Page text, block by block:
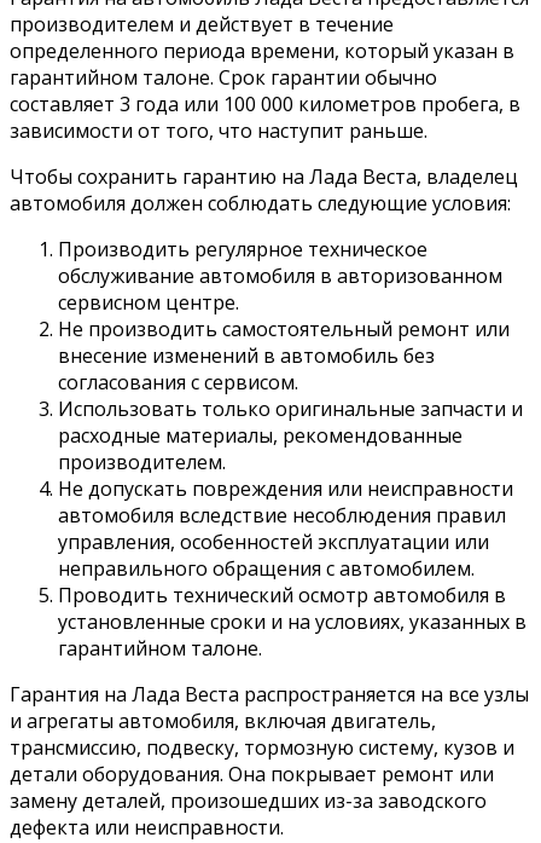
производителем и действует в течение
определенного периода времени, который указан в
гарантийном талоне. Срок гарантии обычно
составляет 3 года или 100 000 километров пробега, в
зависимости от того, что наступит раньше.
Чтобы сохранить гарантию на Лада Веста, владелец
автомобиля должен соблюдать следующие условия:
Производить регулярное техническое
обслуживание автомобиля в авторизованном
сервисном центре.
Не производить самостоятельный ремонт или
внесение изменений в автомобиль без
согласования с сервисом.
Использовать только оригинальные запчасти и
расходные материалы, рекомендованные
производителем.
Не допускать повреждения или неисправности
автомобиля вследствие несоблюдения правил
управления, особенностей эксплуатации или
неправильного обращения с автомобилем.
Проводить технический осмотр автомобиля в
установленные сроки и на условиях, указанных в
гарантийном талоне.
Гарантия на Лада Веста распространяется на все узлы
и агрегаты автомобиля, включая двигатель,
трансмиссию, подвеску, тормозную систему, кузов и
детали оборудования. Она покрывает ремонт или
замену деталей, произошедших из-за заводского
дефекта или неисправности.